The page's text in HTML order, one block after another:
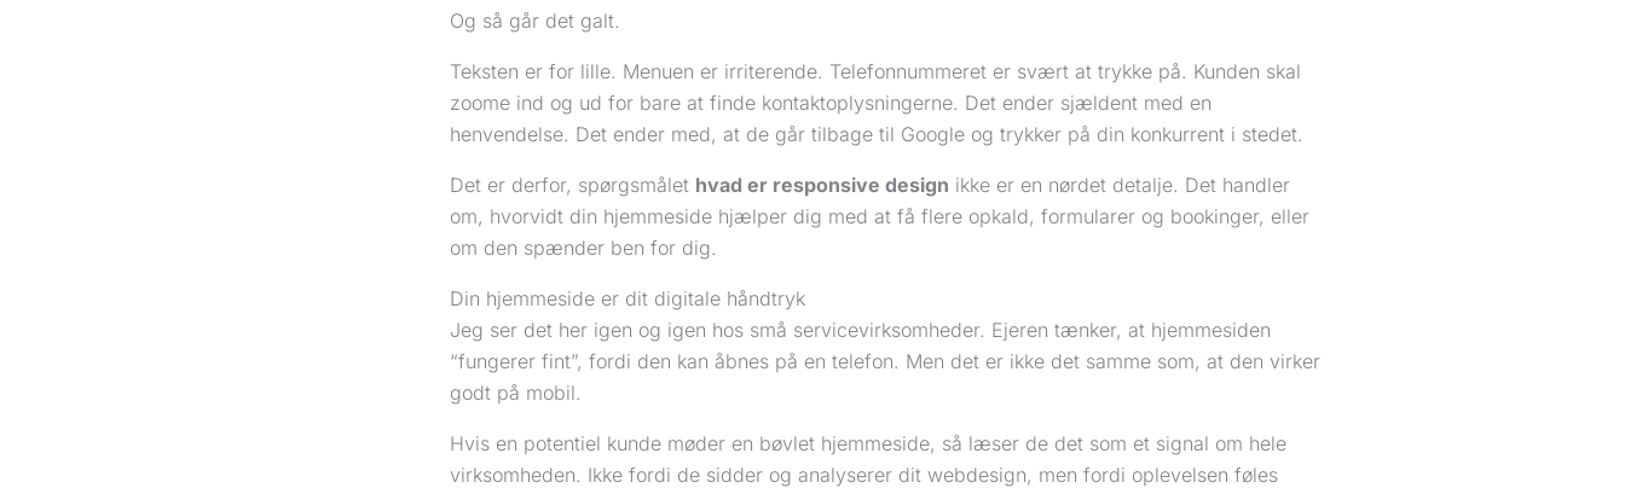
Og så går det galt.
Teksten er for lille. Menuen er irriterende. Telefonnummeret er svært at trykke på. Kunden skal
zoome ind og ud for bare at finde kontaktoplysningerne. Det ender sjældent med en
henvendelse. Det ender med, at de går tilbage til Google og trykker på din konkurrent i stedet.
Det er derfor, spørgsmålet hvad er responsive design ikke er en nørdet detalje. Det handler
om, hvorvidt din hjemmeside hjælper dig med at få flere opkald, formularer og bookinger, eller
om den spænder ben for dig.
Din hjemmeside er dit digitale håndtryk
Jeg ser det her igen og igen hos små servicevirksomheder. Ejeren tænker, at hjemmesiden
“fungerer fint”, fordi den kan åbnes på en telefon. Men det er ikke det samme som, at den virker
godt på mobil.
Hvis en potentiel kunde møder en bøvlet hjemmeside, så læser de det som et signal om hele
virksomheden. Ikke fordi de sidder og analyserer dit webdesign, men fordi oplevelsen føles